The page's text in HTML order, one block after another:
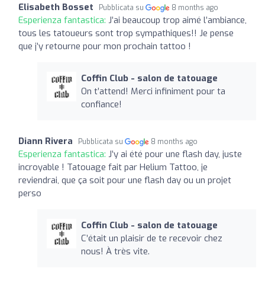
Elisabeth Bosset Pubblicata su 8 months ago
Esperienza fantastica: J’ai beaucoup trop aimé l’ambiance,
tous les tatoueurs sont trop sympathiques!! Je pense
que j’y retourne pour mon prochain tattoo !
Coffin Club - salon de tatouage
On t’attend! Merci infiniment pour ta
confiance!
Diann Rivera Pubblicata su 8 months ago
Esperienza fantastica: J’y ai été pour une flash day, juste
incroyable ! Tatouage fait par Helium Tattoo, je
reviendrai, que ça soit pour une flash day ou un projet
perso
Coffin Club - salon de tatouage
C’était un plaisir de te recevoir chez
nous! À très vite.